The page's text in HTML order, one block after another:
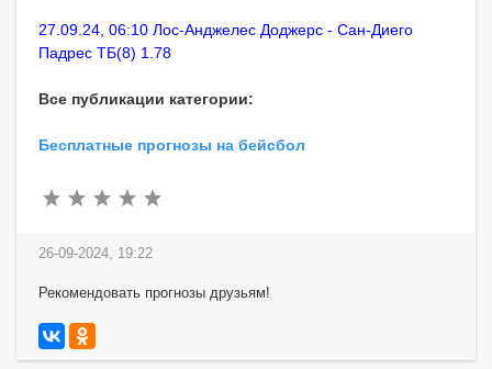
27.09.24, 06:10 Лос-Анджелес Доджерс - Сан-Диего
Падрес ТБ(8) 1.78
Все публикации категории:
Бесплатные прогнозы на бейсбол
26-09-2024, 19:22
Рекомендовать прогнозы друзьям!